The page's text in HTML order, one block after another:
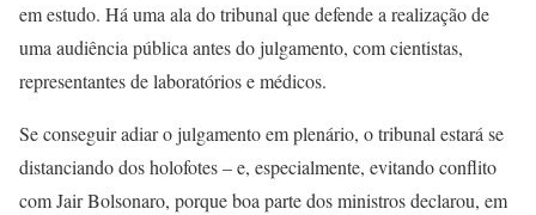
em estudo. Há uma ala do tribunal que defende a realização de
uma audiência pública antes do julgamento, com cientistas,
representantes de laboratórios e médicos.
Se conseguir adiar o julgamento em plenário, o tribunal estará se
distanciando dos holofotes – e, especialmente, evitando conflito
com Jair Bolsonaro, porque boa parte dos ministros declarou, em